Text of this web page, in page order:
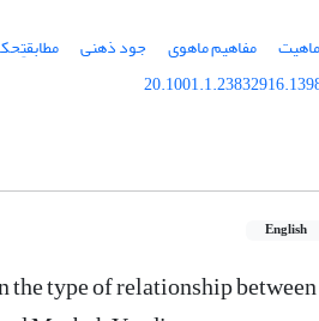
مفاهیم ماهوی جود ذهنی
مطابقتِ‎حکایی
English
type of relationship